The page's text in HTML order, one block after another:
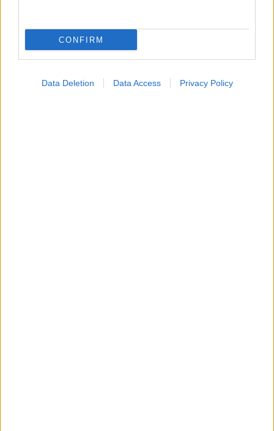
CONFIRM
Data Deletion Data Access Privacy Policy
ECDC: Στην Ελλάδα το 25% των ευρωπαϊκών
κρουσμάτων ιού του Δυτικού Νείλου [πίνακας]